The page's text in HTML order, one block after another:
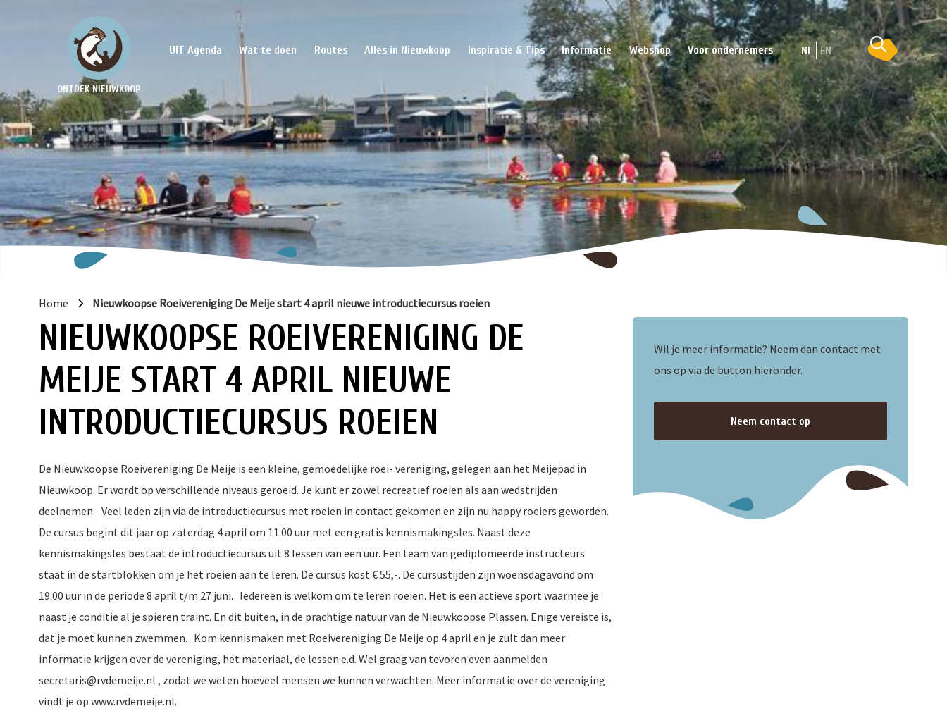
ONTDEK NIEUWKOOP
UIT Agenda Wat te doen Routes Alles in Nieuwkoop Inspiratie & Tips Informatie Webshop Voor ondernemers NL EN
Home Nieuwkoopse Roeivereniging De Meije start 4 april nieuwe introductiecursus roeien
NIEUWKOOPSE ROEIVERENIGING DE
MEIJE START 4 APRIL NIEUWE
INTRODUCTIECURSUS ROEIEN
De Nieuwkoopse Roeivereniging De Meije is een kleine, gemoedelijke roei- vereniging, gelegen aan het Meijepad in
Nieuwkoop. Er wordt op verschillende niveaus geroeid. Je kunt er zowel recreatief roeien als aan wedstrijden
deelnemen. Veel leden zijn via de introductiecursus met roeien in contact gekomen en zijn nu happy roeiers geworden.
De cursus begint dit jaar op zaterdag 4 april om 11.00 uur met een gratis kennismakingsles. Naast deze
kennismakingsles bestaat de introductiecursus uit 8 lessen van een uur. Een team van gediplomeerde instructeurs
staat in de startblokken om je het roeien aan te leren. De cursus kost € 55,-. De cursustijden zijn woensdagavond om
19.00 uur in de periode 8 april t/m 27 juni. Iedereen is welkom om te leren roeien. Het is een actieve sport waarmee je
naast je conditie al je spieren traint. En dit buiten, in de prachtige natuur van de Nieuwkoopse Plassen. Enige vereiste is,
dat je moet kunnen zwemmen. Kom kennismaken met Roeivereniging De Meije op 4 april en je zult dan meer
informatie krijgen over de vereniging, het materiaal, de lessen e.d. Wel graag van tevoren even aanmelden
secretaris@rvdemeije.nl , zodat we weten hoeveel mensen we kunnen verwachten. Meer informatie over de vereniging
vindt je op www.rvdemeije.nl.
Wil je meer informatie? Neem dan contact met
ons op via de button hieronder.
Neem contact op